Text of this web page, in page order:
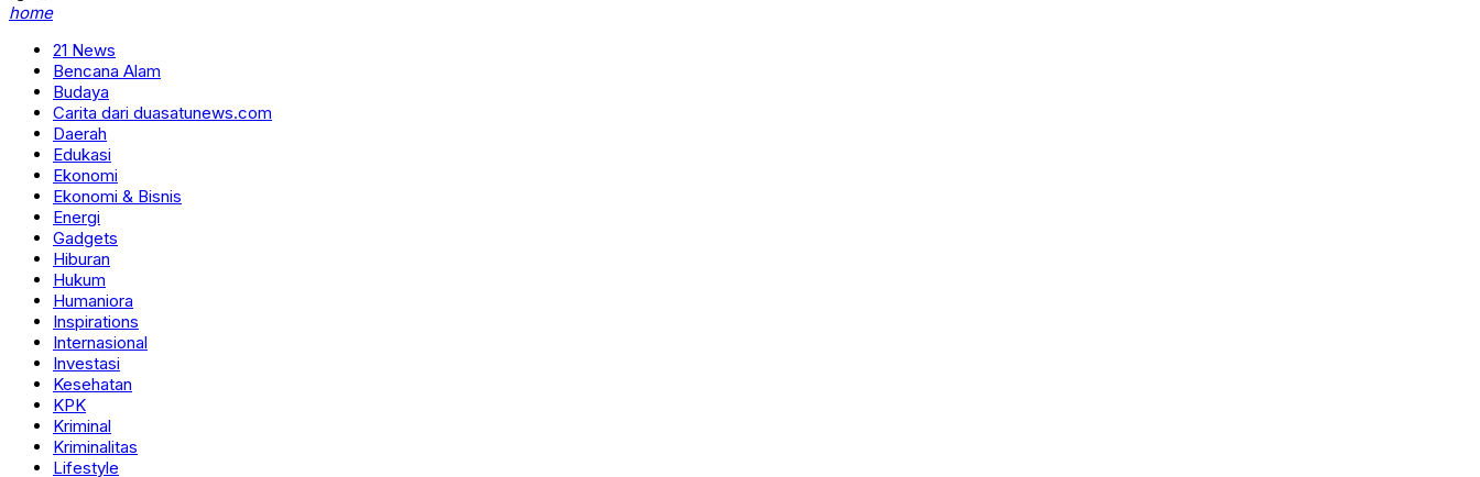
home
21 News
Bencana Alam
Budaya
Carita dari duasatunews.com
Daerah
Edukasi
Ekonomi
Ekonomi & Bisnis
Energi
Gadgets
Hiburan
Hukum
Humaniora
Inspirations
Internasional
Investasi
Kesehatan
KPK
Kriminal
Kriminalitas
Lifestyle